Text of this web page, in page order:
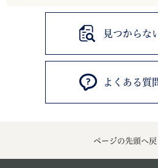
見つからな
よくある質
ページの先頭へ戻